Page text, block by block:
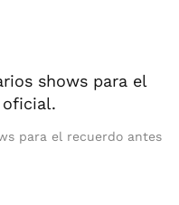
para el recuerdo antes